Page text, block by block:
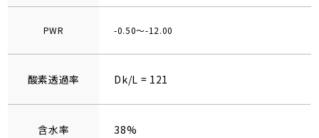
PWR -0.50～-12.00
酸素透過率 Dk/L = 121
含水率 38%